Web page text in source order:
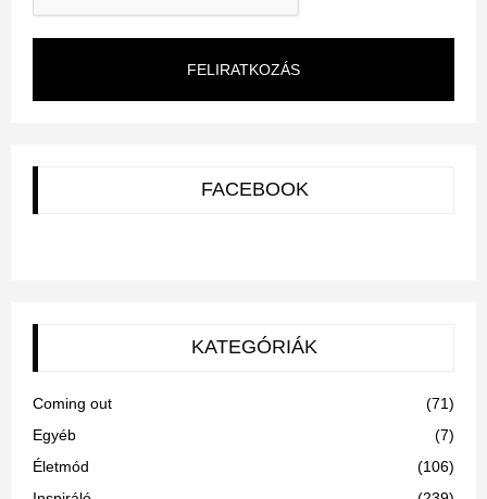
FELIRATKOZÁS
FACEBOOK
KATEGÓRIÁK
Coming out
(71)
Egyéb
(7)
Életmód
(106)